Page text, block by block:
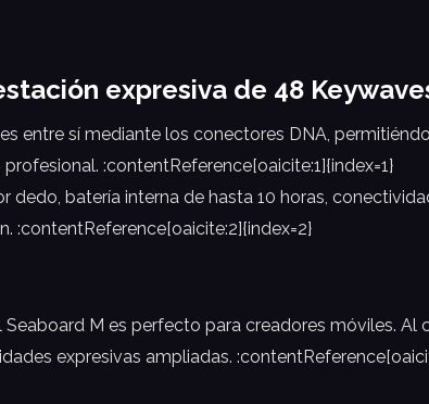
expresiva de 48
entre sí mediante los conectores DNA,
:contentReference[oaicite:1]{index=1}
dedo, batería interna de hasta 10 horas,
:contentReference[oaicite:2]{index=2}
M es perfecto para creadores móviles. Al
expresivas ampliadas.